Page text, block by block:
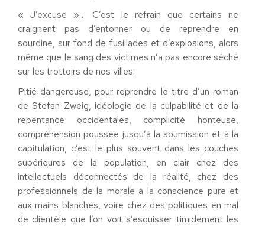
« J’excuse »… C’est le refrain que certains ne
craignent pas d’entonner ou de reprendre en
sourdine, sur fond de fusillades et d’explosions, alors
même que le sang des victimes n’a pas encore séché
sur les trottoirs de nos villes.
Pitié dangereuse, pour reprendre le titre d’un roman
de Stefan Zweig, idéologie de la culpabilité et de la
repentance occidentales, complicité honteuse,
compréhension poussée jusqu’à la soumission et à la
capitulation, c’est le plus souvent dans les couches
supérieures de la population, en clair chez des
intellectuels déconnectés de la réalité, chez des
professionnels de la morale à la conscience pure et
aux mains blanches, voire chez des politiques en mal
de clientèle que l’on voit s’esquisser timidement les